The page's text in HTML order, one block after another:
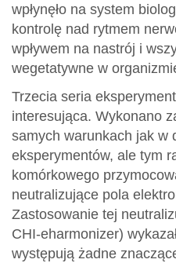
wpłynęło na system
kontrolę nad rytmem
wpływem na nastrój i
wegetatywne w
Trzecia seria
interesująca. Wykonano
samych warunkach jak w
eksperymentów, ale tym
komórkowego
neutralizujące pola
Zastosowanie tej
CHI-eharmonizer)
występują żadne